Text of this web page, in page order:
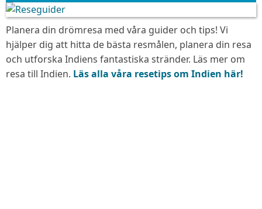
Planera din drömresa med våra guider och tips! Vi
hjälper dig att hitta de bästa resmålen, planera din resa
och utforska Indiens fantastiska stränder. Läs mer om
resa till Indien. Läs alla våra resetips om Indien här!